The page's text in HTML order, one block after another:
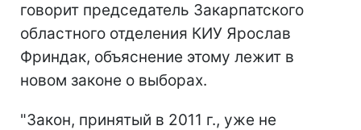
говорит председатель Закарпатского
областного отделения КИУ Ярослав
Фриндак, объяснение этому лежит в
новом законе о выборах.
"Закон, принятый в 2011 г., уже не